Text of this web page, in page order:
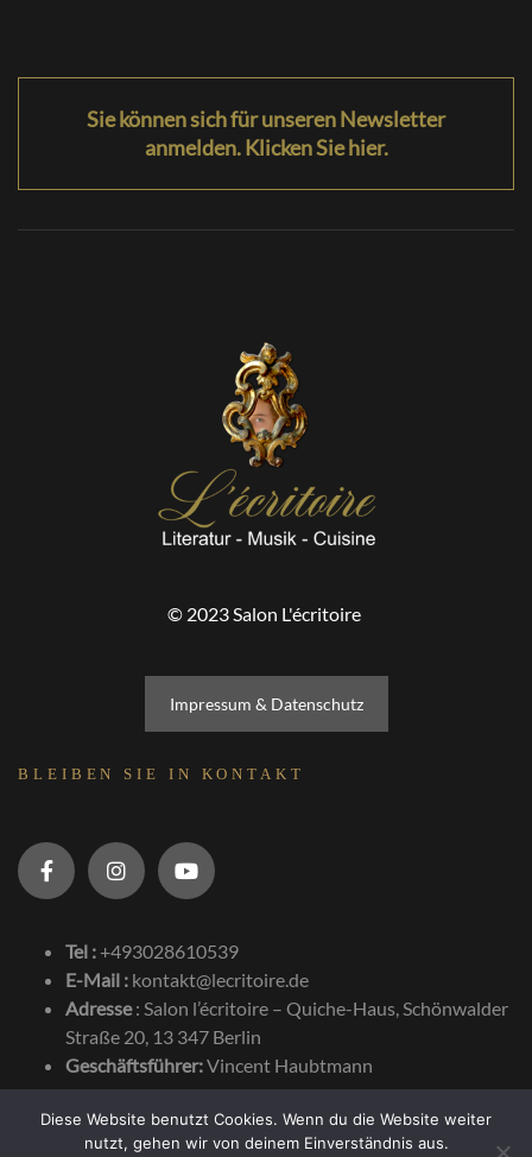
Sie können sich für unseren Newsletter
anmelden. Klicken Sie hier.
© 2023 Salon L'écritoire
Impressum & Datenschutz
BLEIBEN SIE IN KONTAKT
Tel : +493028610539
E-Mail : kontakt@lecritoire.de
Adresse: Salon l’écritoire – Quiche-Haus, Schönwalder
Straße 20, 13 347 Berlin
Geschäftsführer:Vincent Haubtmann
Diese Website benutzt Cookies. Wenn du die Website weiter
nutzt, gehen wir von deinem Einverständnis aus.